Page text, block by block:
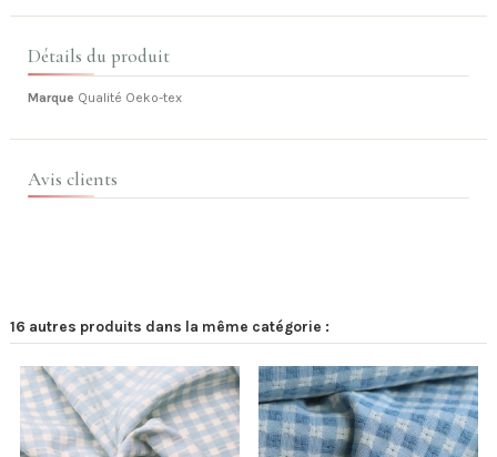
Détails du produit
Marque Qualité Oeko-tex
Avis clients
16 autres produits dans la même catégorie :